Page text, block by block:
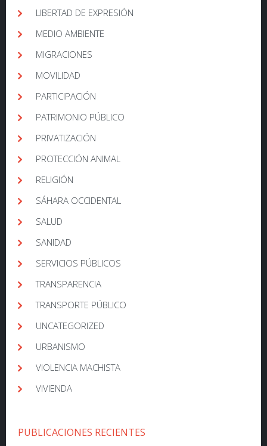
LIBERTAD DE EXPRESIÓN
MEDIO AMBIENTE
MIGRACIONES
MOVILIDAD
PARTICIPACIÓN
PATRIMONIO PÚBLICO
PRIVATIZACIÓN
PROTECCIÓN ANIMAL
RELIGIÓN
SÁHARA OCCIDENTAL
SALUD
SANIDAD
SERVICIOS PÚBLICOS
TRANSPARENCIA
TRANSPORTE PÚBLICO
UNCATEGORIZED
URBANISMO
VIOLENCIA MACHISTA
VIVIENDA
PUBLICACIONES RECIENTES